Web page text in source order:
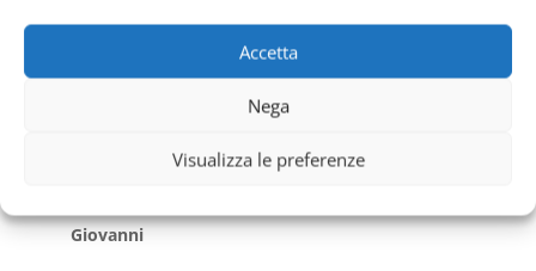
Accetta
Nega
Visualizza le preferenze
Impianti Elettrici Bar EconomiciMetro San
San Giovanni
Giovanni